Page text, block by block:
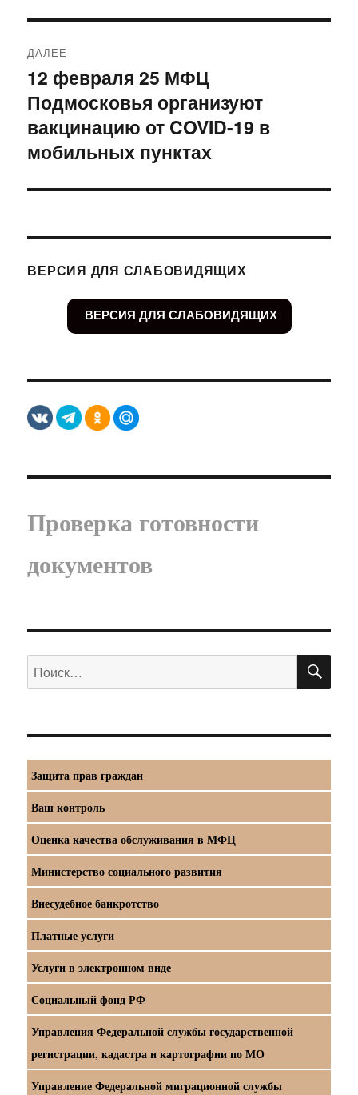
ДАЛЕЕ
Следующая
запись:
12 февраля 25 МФЦ
Подмосковья организуют
вакцинацию от COVID-19 в
мобильных пунктах
ВЕРСИЯ ДЛЯ СЛАБОВИДЯЩИХ
ВЕРСИЯ ДЛЯ СЛАБОВИДЯЩИХ
Проверка готовности
документов
Искать:
Защита прав граждан
Ваш контроль
Оценка качества обслуживания в МФЦ
Министерство социального развития
Внесудебное банкротство
Платные услуги
Услуги в электронном виде
Социальный фонд РФ
Управления Федеральной службы государственной
регистрации, кадастра и картографии по МО
Управление Федеральной миграционной службы